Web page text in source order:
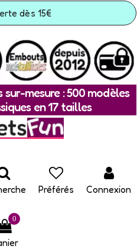
dès 15€
mesure : 500 modèles
en 17 tailles
Préférés Connexion
0